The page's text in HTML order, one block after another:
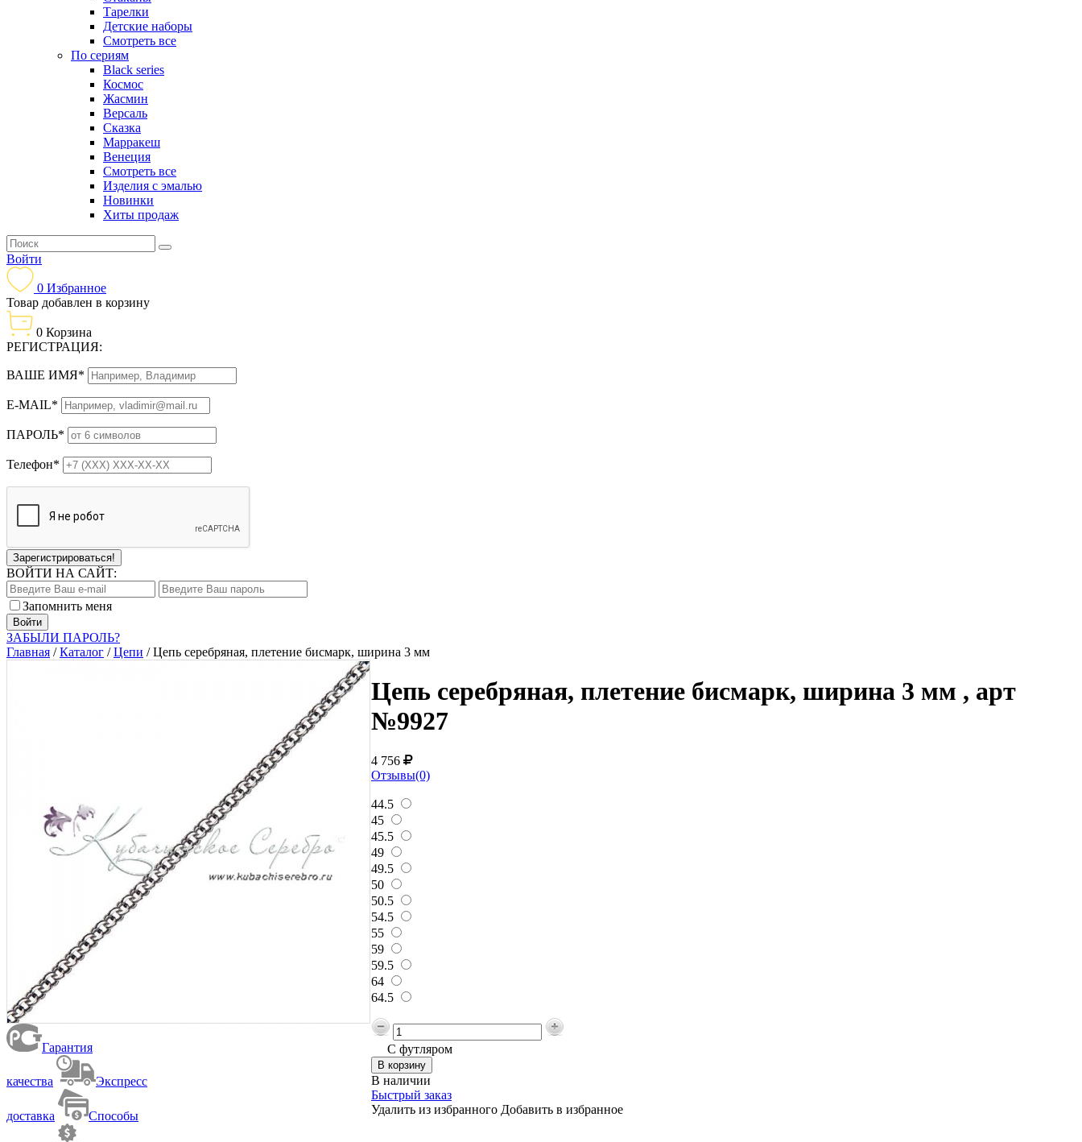
Тарелки
Детские наборы
Смотреть все
По сериям
Black series
Космос
Жасмин
Версаль
Сказка
Марракеш
Венеция
Смотреть все
Изделия с эмалью
Новинки
Хиты продаж
Войти
0 Избранное
Товар добавлен в корзину
0 Корзина
РЕГИСТРАЦИЯ:
ВАШЕ ИМЯ*
E-MAIL*
ПАРОЛЬ*
Телефон*
Зарегистрироваться!
ВОЙТИ НА САЙТ:
Запомнить меня
ЗАБЫЛИ ПАРОЛЬ?
Главная /Каталог /Цепи /Цепь серебряная, плетение бисмарк, ширина 3 мм
Гарантия
качества Экспресс
доставка Способы
Цепь серебряная, плетение бисмарк, ширина 3 мм , арт
№9927
4 756
Отзывы(0)
44.5
45
45.5
49
49.5
50
50.5
54.5
55
59
59.5
64
64.5
С футляром
В наличии
Быстрый заказ
Удалить из избранного Добавить в избранное